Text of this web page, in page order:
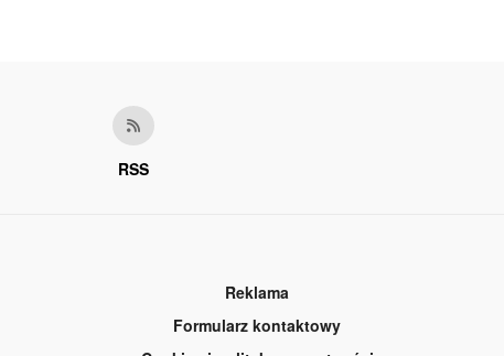
RSS
Reklama
Formularz kontaktowy